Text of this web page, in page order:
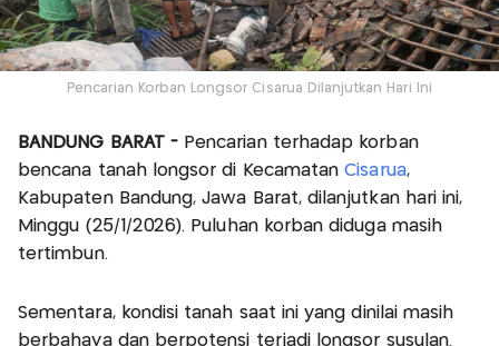
Pencarian Korban Longsor Cisarua Dilanjutkan Hari Ini
BANDUNG BARAT - Pencarian terhadap korban
bencana tanah longsor di KecamatanCisarua,
Kabupaten Bandung, Jawa Barat, dilanjutkan hari ini,
Minggu (25/1/2026). Puluhan korban diduga masih
tertimbun.
Sementara, kondisi tanah saat ini yang dinilai masih
berbahaya dan berpotensi terjadi longsor susulan.